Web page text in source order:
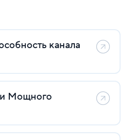
канала
Мощного